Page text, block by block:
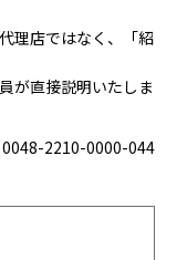
理店ではなく、「紹
が直接説明いたしま
0048-2210-0000-044